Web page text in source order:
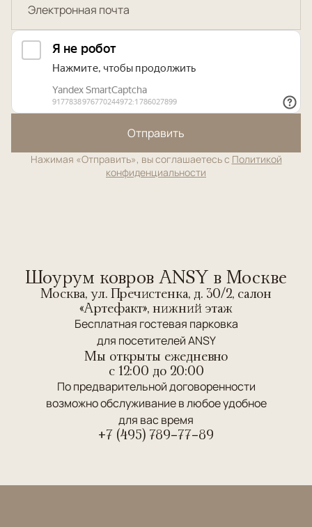
Отправить
Нажимая «Отправить», вы соглашаетесь с Политикой
конфиденциальности
Шоурум ковров ANSY в Москве
Москва, ул. Пречистенка, д. 30/2, салон
«Артефакт», нижний этаж
Бесплатная гостевая парковка
для посетителей ANSY
Мы открыты ежедневно
c 12:00 до 20:00
По предварительной договоренности
возможно обслуживание в любое удобное
для вас время
+7 (495) 789-77-89